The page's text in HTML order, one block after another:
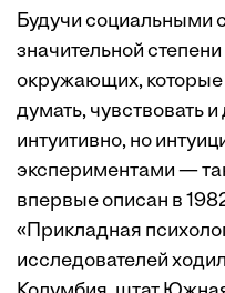
Будучи социальными
значительной
окружающих,
думать, чувствовать
интуитивно, но
экспериментами —
впервые описан в
«Прикладная
исследователей